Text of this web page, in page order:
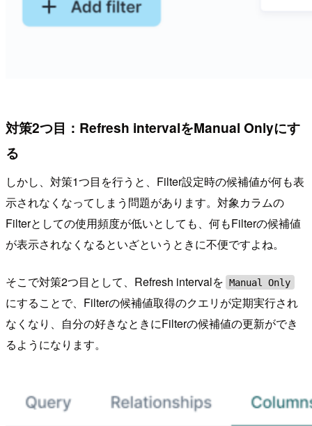
対策2つ目：Refresh intervalをManual Onlyにす
る
しかし、対策1つ目を行うと、Filter設定時の候補値が何も表
示されなくなってしまう問題があります。対象カラムの
Filterとしての使用頻度が低いとしても、何もFilterの候補値
が表示されなくなるといざというときに不便ですよね。
そこで対策2つ目として、Refresh intervalを Manual Only
にすることで、Filterの候補値取得のクエリが定期実行され
なくなり、自分の好きなときにFilterの候補値の更新ができ
るようになります。